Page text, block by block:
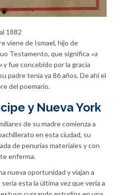
1882
viene de Ismael, hijo de
Testamento, que significa «a
y fue concebido por la gracia
padre tenía ya 86 años. De ahí el
del poemario.
y Nueva York
de su madre comienza a
en esta ciudad, su
de penurias materiales y con
enferma.
nueva oportunidad y viajan a
esta la última vez que vería a